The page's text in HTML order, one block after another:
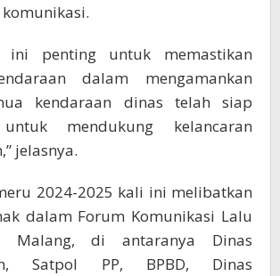
ini penting untuk memastikan
dalam mengamankan
kendaraan dinas telah siap
mendukung kelancaran
jelasnya.
2024-2025 kali ini melibatkan
dalam Forum Komunikasi Lalu
Malang, di antaranya Dinas
Satpol PP, BPBD, Dinas